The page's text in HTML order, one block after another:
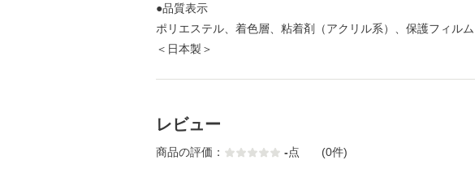
●品質表示
ポリエステル、着色層、粘着剤（アクリル系）、保護フィルム
＜日本製＞
レビュー
商品の評価： -点 (0件)